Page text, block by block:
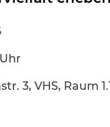
3, VHS, Raum